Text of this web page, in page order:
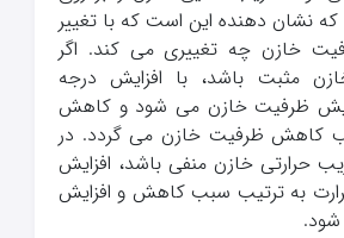
نشان دهنده این است که با تغییر
خازن چه تغییری می کند. اگر
مثبت باشد، با افزایش درجه
ظرفیت خازن می شود و کاهش
کاهش ظرفیت خازن می گردد. در
حرارتی خازن منفی باشد، افزایش
به ترتیب سبب کاهش و افزایش